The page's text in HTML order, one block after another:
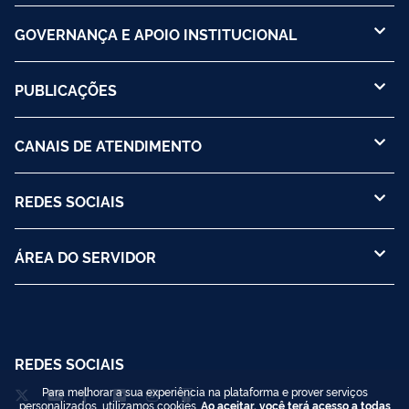
GOVERNANÇA E APOIO INSTITUCIONAL
PUBLICAÇÕES
CANAIS DE ATENDIMENTO
REDES SOCIAIS
ÁREA DO SERVIDOR
REDES SOCIAIS
Para melhorar a sua experiência na plataforma e prover serviços
personalizados, utilizamos cookies. Ao aceitar, você terá acesso a todas